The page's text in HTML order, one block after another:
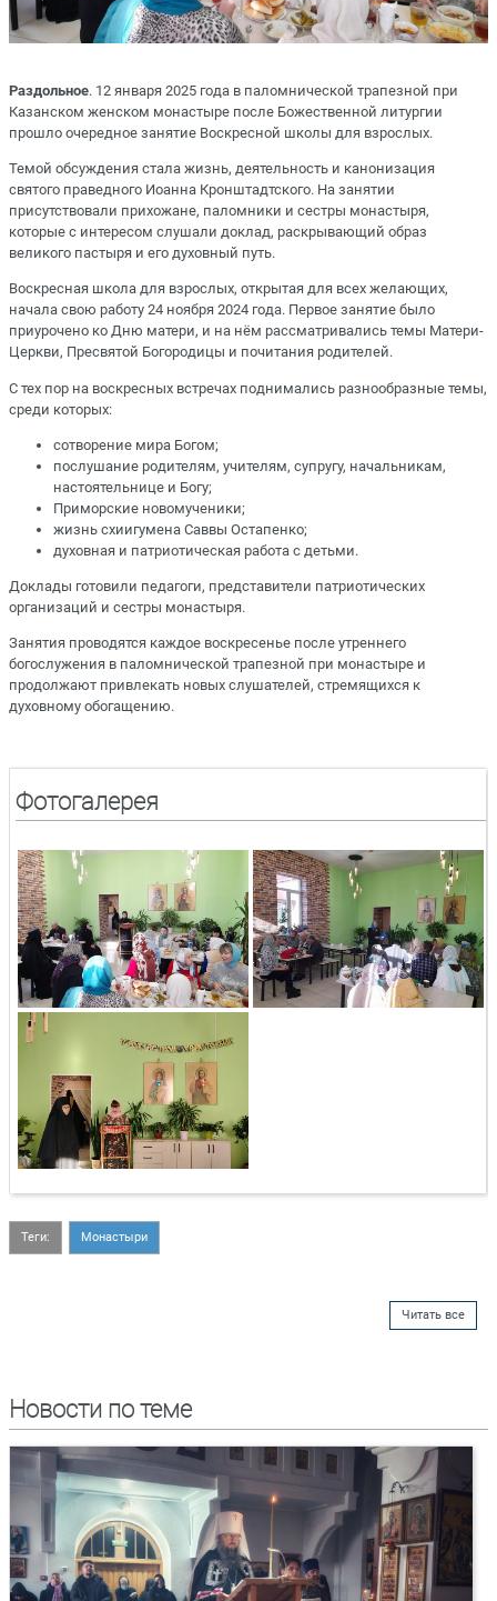
Раздольное. 12 января 2025 года в паломнической трапезной при
Казанском женском монастыре после Божественной литургии
прошло очередное занятие Воскресной школы для взрослых.
Темой обсуждения стала жизнь, деятельность и канонизация
святого праведного Иоанна Кронштадтского. На занятии
присутствовали прихожане, паломники и сестры монастыря,
которые с интересом слушали доклад, раскрывающий образ
великого пастыря и его духовный путь.
Воскресная школа для взрослых, открытая для всех желающих,
начала свою работу 24 ноября 2024 года. Первое занятие было
приурочено ко Дню матери, и на нём рассматривались темы Матери-
Церкви, Пресвятой Богородицы и почитания родителей.
С тех пор на воскресных встречах поднимались разнообразные темы,
среди которых:
сотворение мира Богом;
послушание родителям, учителям, супругу, начальникам,
настоятельнице и Богу;
Приморские новомученики;
жизнь схиигумена Саввы Остапенко;
духовная и патриотическая работа с детьми.
Доклады готовили педагоги, представители патриотических
организаций и сестры монастыря.
Занятия проводятся каждое воскресенье после утреннего
богослужения в паломнической трапезной при монастыре и
продолжают привлекать новых слушателей, стремящихся к
духовному обогащению.
Фотогалерея
Теги: Монастыри
Читать все
Новости по теме